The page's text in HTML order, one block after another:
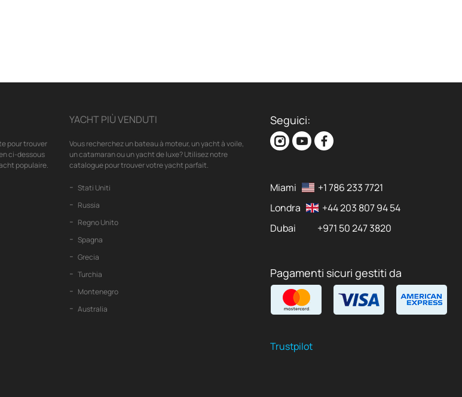
pour trouver
ci-dessous
populaire.
YACHT PIÙ VENDUTI
Vous recherchez un bateau à moteur, un yacht à voile,
un catamaran ou un yacht de luxe? Utilisez notre
catalogue pour trouver votre yacht parfait.
Stati Uniti
Russia
Regno Unito
Spagna
Grecia
Turchia
Montenegro
Australia
Seguici:
Miami
+1 786 233 7721
Londra
+44 203 807 94 54
Dubai
+971 50 247 3820
Pagamenti sicuri gestiti da
Trustpilot